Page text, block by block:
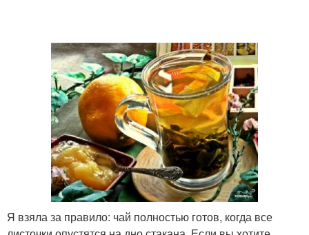
Я взяла за правило: чай полностью готов, когда все